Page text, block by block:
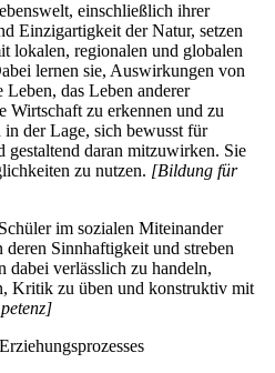
einschließlich ihrer
Einzigartigkeit der Natur, setzen
lokalen, regionalen und globalen
lernen sie, Auswirkungen von
Leben, das Leben anderer
Wirtschaft zu erkennen und zu
der Lage, sich bewusst für
gestaltend daran mitzuwirken. Sie
zu nutzen. [Bildung für
im sozialen Miteinander
Sinnhaftigkeit und streben
dabei verlässlich zu handeln,
Kritik zu üben und konstruktiv mit